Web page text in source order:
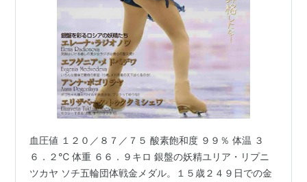
血圧値 １２０／８７／７５ 酸素飽和度 ９９％ 体温 ３
６．２℃ 体重 ６６．９キロ 銀盤の妖精ユリア・リプニ
ツカヤ ソチ五輪団体戦金メダル。１５歳２４９日での金